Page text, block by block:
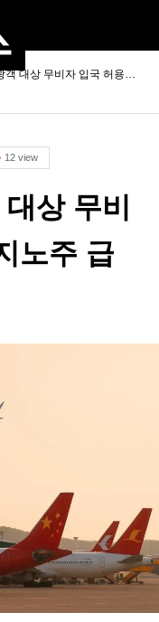
객 대상 무비자 입국 허용…
12 view
상 무비
노주 급